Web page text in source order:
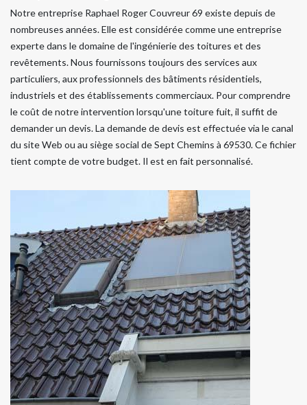
Notre entreprise Raphael Roger Couvreur 69 existe depuis de
nombreuses années. Elle est considérée comme une entreprise
experte dans le domaine de l'ingénierie des toitures et des
revêtements. Nous fournissons toujours des services aux
particuliers, aux professionnels des bâtiments résidentiels,
industriels et des établissements commerciaux. Pour comprendre
le coût de notre intervention lorsqu'une toiture fuit, il suffit de
demander un devis. La demande de devis est effectuée via le canal
du site Web ou au siège social de Sept Chemins à 69530. Ce fichier
tient compte de votre budget. Il est en fait personnalisé.